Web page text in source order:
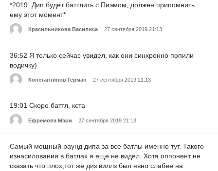
*2019. Дип будет баттлить с Пиэмом, должен припомнить
ему этот момент*
Красильникова Василиса 27 сентября 2019 21:13
36:52 Я только сейчас увидел, как они синхронно попили
водичку)
Константинов Герман 27 сентября 2019 21:13
19:01 Скоро баттл, кста
Ефремова Мэри 27 сентября 2019 21:13
Самый мощный раунд дипа за все батлы именно тут. Такого
изнасилования в батлах я еще не видел. Хотя оппонент не
сказать что плох,тот же диз виллз был явно слабее на